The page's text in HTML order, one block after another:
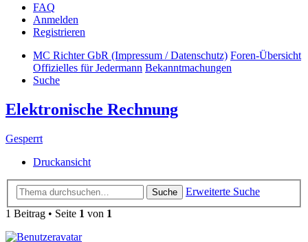
FAQ
Anmelden
Registrieren
MC Richter GbR (Impressum / Datenschutz) Foren-Übersicht
Offizielles für Jedermann Bekanntmachungen
Suche
Elektronische Rechnung
Gesperrt
Druckansicht
Suche
Erweiterte Suche
1 Beitrag • Seite 1 von 1